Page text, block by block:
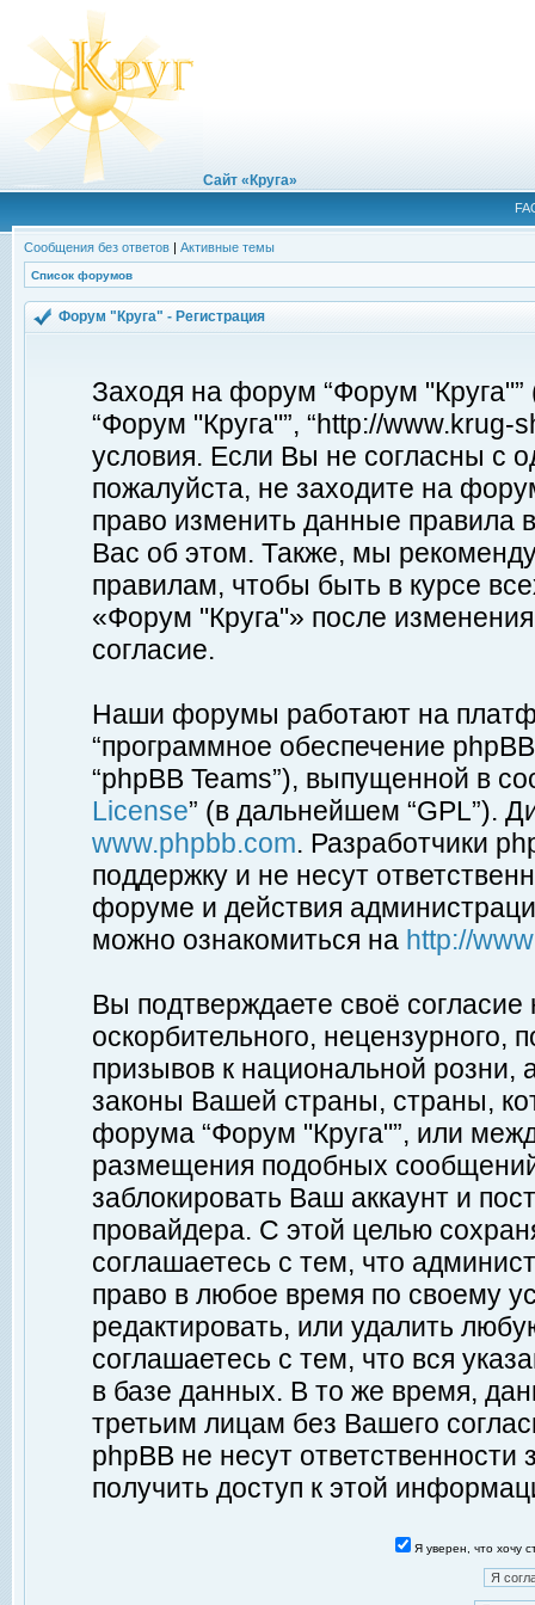
Сайт «Круга»
Сообщения без ответов | Активные темы
Список форумов
Форум "Круга" - Регистрация
Заходя на форум “Форум
“Форум "Круга"”, “http://
условия. Если Вы не согласны с
пожалуйста, не заходите на
право изменить данные правила
Вас об этом. Также, мы
правилам, чтобы быть в курсе
«Форум "Круга"» после
согласие.
Наши форумы работают на
“программное обеспечение
“phpBB Teams”), выпущенной в
License” (в дальнейшем “GPL”).
www.phpbb.com. Разработчики
поддержку и не несут
форуме и действия
можно ознакомиться на http://
Вы подтверждаете своё
оскорбительного, нецензурного,
призывов к национальной
законы Вашей страны, страны,
форума “Форум "Круга"”, или
размещения подобных
заблокировать Ваш аккаунт и
провайдера. С этой целью
соглашаетесь с тем, что
право в любое время по своему
редактировать, или удалить
соглашаетесь с тем, что вся
в базе данных. В то же время,
третьим лицам без Вашего
phpBB не несут ответственности
получить доступ к этой
Я уверен, что хочу